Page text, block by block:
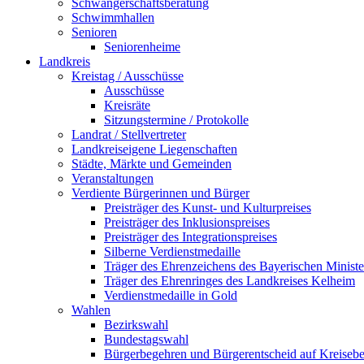
Schwangerschaftsberatung
Schwimmhallen
Senioren
Seniorenheime
Landkreis
Kreistag / Ausschüsse
Ausschüsse
Kreisräte
Sitzungstermine / Protokolle
Landrat / Stellvertreter
Landkreiseigene Liegenschaften
Städte, Märkte und Gemeinden
Veranstaltungen
Verdiente Bürgerinnen und Bürger
Preisträger des Kunst- und Kulturpreises
Preisträger des Inklusionspreises
Preisträger des Integrationspreises
Silberne Verdienstmedaille
Träger des Ehrenzeichens des Bayerischen
Träger des Ehrenringes des Landkreises Kelheim
Verdienstmedaille in Gold
Wahlen
Bezirkswahl
Bundestagswahl
Bürgerbegehren und Bürgerentscheid auf